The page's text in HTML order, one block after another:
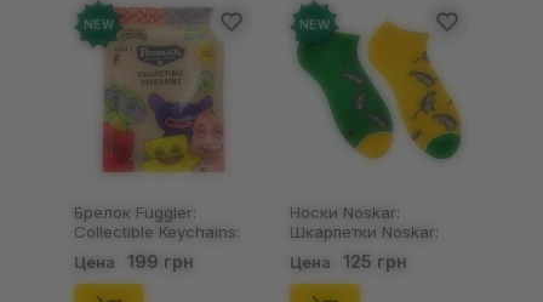
NEW
Брелок Fuggler:
Collectible Keychains:
Series 2 (Blind Box: 1 з
46), (15475)
Цена 199 грн
NEW
Носки Noskar:
Шкарпетки Noskar:
Пацюки: «Ля Ти
Криса» (короткі) (р.
41-46), (91679)
Цена 125 грн